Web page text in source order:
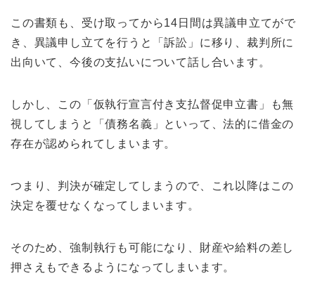
この書類も、受け取ってから14日間は異議申立てがで
き、異議申し立てを行うと「訴訟」に移り、裁判所に
出向いて、今後の支払いについて話し合います。
しかし、この「仮執行宣言付き支払督促申立書」も無
視してしまうと「債務名義」といって、法的に借金の
存在が認められてしまいます。
つまり、判決が確定してしまうので、これ以降はこの
決定を覆せなくなってしまいます。
そのため、強制執行も可能になり、財産や給料の差し
押さえもできるようになってしまいます。